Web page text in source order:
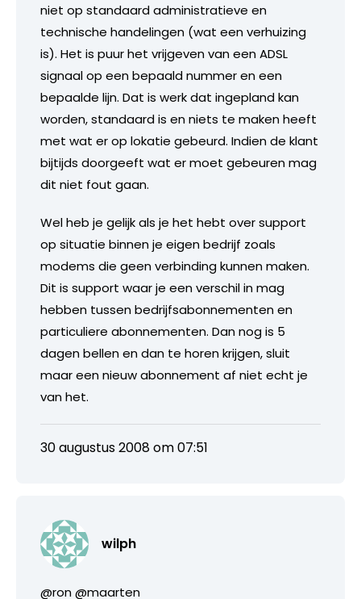
niet op standaard administratieve en
technische handelingen (wat een verhuizing
is). Het is puur het vrijgeven van een ADSL
signaal op een bepaald nummer en een
bepaalde lijn. Dat is werk dat ingepland kan
worden, standaard is en niets te maken heeft
met wat er op lokatie gebeurd. Indien de klant
bijtijds doorgeeft wat er moet gebeuren mag
dit niet fout gaan.
Wel heb je gelijk als je het hebt over support
op situatie binnen je eigen bedrijf zoals
modems die geen verbinding kunnen maken.
Dit is support waar je een verschil in mag
hebben tussen bedrijfsabonnementen en
particuliere abonnementen. Dan nog is 5
dagen bellen en dan te horen krijgen, sluit
maar een nieuw abonnement af niet echt je
van het.
30 augustus 2008 om 07:51
wilph
@ron @maarten